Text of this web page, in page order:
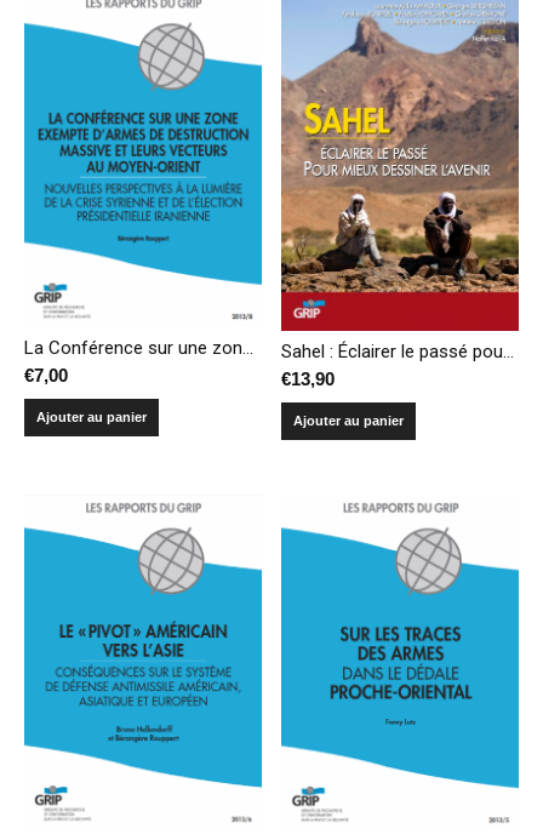
La Conférence sur une zone exempte d’armes de destruction massive et leurs vecteurs au Moyen-Orient
€7,00
Ajouter au panier
Sahel : Éclairer le passé pour mieux dessiner l’avenir
€13,90
Ajouter au panier